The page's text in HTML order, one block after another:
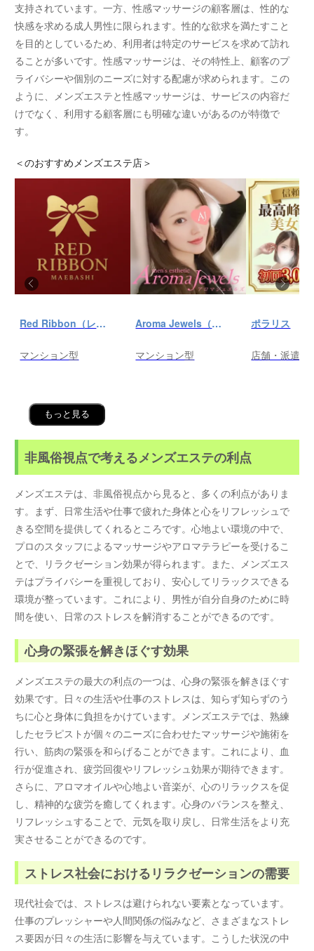
支持されています。一方、性感マッサージの顧客層は、性的な
快感を求める成人男性に限られます。性的な欲求を満たすこと
を目的としているため、利用者は特定のサービスを求めて訪れ
ることが多いです。性感マッサージは、その特性上、顧客のプ
ライバシーや個別のニーズに対する配慮が求められます。この
ように、メンズエステと性感マッサージは、サービスの内容だ
けでなく、利用する顧客層にも明確な違いがあるのが特徴で
す。
＜のおすすめメンズエステ店＞
Red Ribbon（レッドリボン）前橋
マンション型
Aroma Jewels（アロマ ジュエルズ）秋葉原ルーム
マンション型
ポラリス
店舗・派遣
もっと見る
非風俗視点で考えるメンズエステの利点
メンズエステは、非風俗視点から見ると、多くの利点がありま
す。まず、日常生活や仕事で疲れた身体と心をリフレッシュで
きる空間を提供してくれるところです。心地よい環境の中で、
プロのスタッフによるマッサージやアロマテラピーを受けるこ
とで、リラクゼーション効果が得られます。また、メンズエス
テはプライバシーを重視しており、安心してリラックスできる
環境が整っています。これにより、男性が自分自身のために時
間を使い、日常のストレスを解消することができるのです。
心身の緊張を解きほぐす効果
メンズエステの最大の利点の一つは、心身の緊張を解きほぐす
効果です。日々の生活や仕事のストレスは、知らず知らずのう
ちに心と身体に負担をかけています。メンズエステでは、熟練
したセラピストが個々のニーズに合わせたマッサージや施術を
行い、筋肉の緊張を和らげることができます。これにより、血
行が促進され、疲労回復やリフレッシュ効果が期待できます。
さらに、アロマオイルや心地よい音楽が、心のリラックスを促
し、精神的な疲労を癒してくれます。心身のバランスを整え、
リフレッシュすることで、元気を取り戻し、日常生活をより充
実させることができるのです。
ストレス社会におけるリラクゼーションの需要
現代社会では、ストレスは避けられない要素となっています。
仕事のプレッシャーや人間関係の悩みなど、さまざまなストレ
ス要因が日々の生活に影響を与えています。こうした状況の中